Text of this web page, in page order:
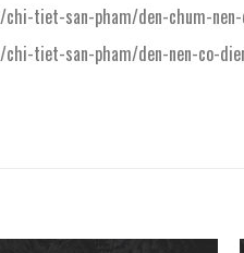
tiet-san-pham/den-chum-
chi-tiet-san-pham/den-nen-co-